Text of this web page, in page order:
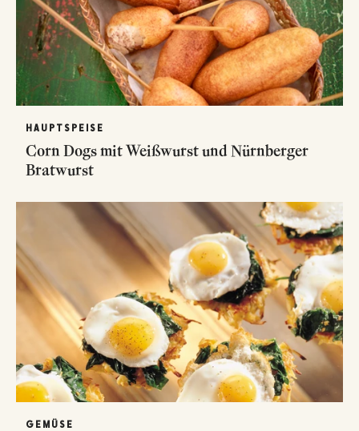
HAUPTSPEISE
Corn Dogs mit Weißwurst und Nürnberger
Bratwurst
GEMÜSE